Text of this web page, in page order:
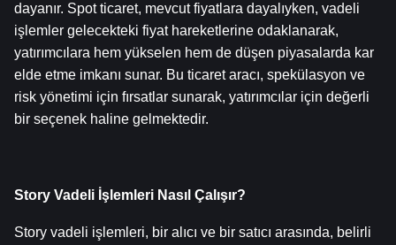
dayanır. Spot ticaret, mevcut fiyatlara dayalıyken, vadeli
işlemler gelecekteki fiyat hareketlerine odaklanarak,
yatırımcılara hem yükselen hem de düşen piyasalarda kar
elde etme imkanı sunar. Bu ticaret aracı, spekülasyon ve
risk yönetimi için fırsatlar sunarak, yatırımcılar için değerli
bir seçenek haline gelmektedir.
Story Vadeli İşlemleri Nasıl Çalışır?
Story vadeli işlemleri, bir alıcı ve bir satıcı arasında, belirli